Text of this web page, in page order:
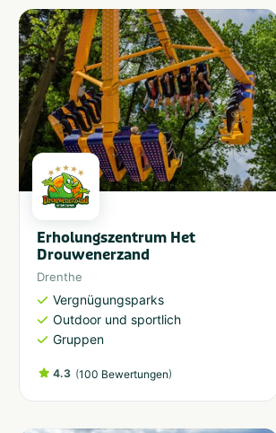
Erholungszentrum Het
Drouwenerzand
Drenthe
Vergnügungsparks
Outdoor und sportlich
Gruppen
4.3 (100 Bewertungen)